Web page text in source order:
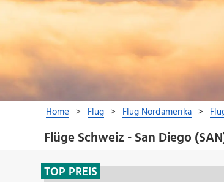
Flüge Schweiz - San Diego
TOP PREIS